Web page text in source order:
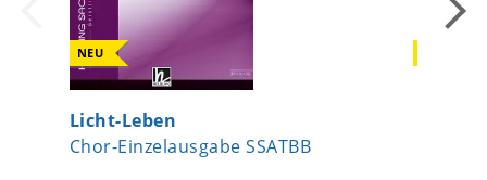
NEU
Licht-Leben
Chor-Einzelausgabe SSATBB